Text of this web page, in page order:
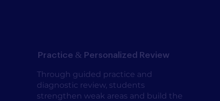
Practice & Personalized Review
Through guided practice and
diagnostic review, students
strengthen weak areas and build the